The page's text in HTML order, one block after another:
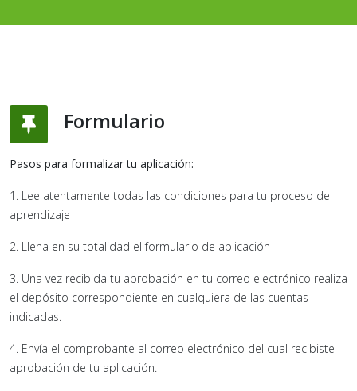
Formulario
Pasos para formalizar tu aplicación:
1. Lee atentamente todas las condiciones para tu proceso de
aprendizaje
2. Llena en su totalidad el formulario de aplicación
3. Una vez recibida tu aprobación en tu correo electrónico realiza
el depósito correspondiente en cualquiera de las cuentas
indicadas.
4. Envía el comprobante al correo electrónico del cual recibiste
aprobación de tu aplicación.